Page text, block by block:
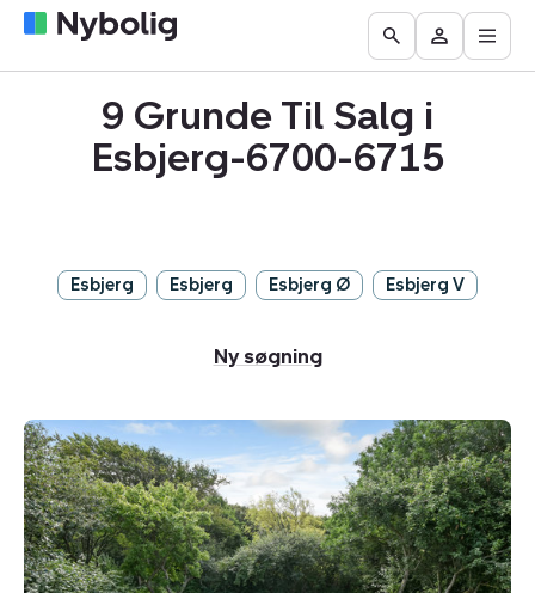
Boliger
til
Find
mægler
Få
vurderet
bolig
Go
to
the
Search
page
Besøg
Mit
Åbn
9 Grunde Til Salg i
Esbjerg-6700-6715
Esbjerg Esbjerg Esbjerg Ø Esbjerg V
Ny søgning
Helårsgrund:
Engvænget
3,
Hjerting,
6710
Esbjerg